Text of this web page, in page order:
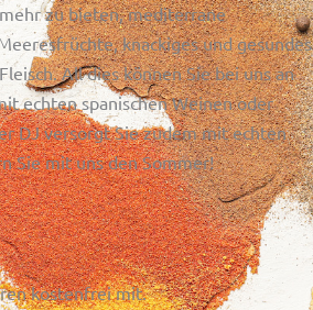
zu bieten, mediterrane
knackiges und gesundes
All dies können Sie bei uns an
echten spanischen Weinen oder
DJ versorgt Sie zudem mit echten
Sie mit uns den Sommer!
kostenfrei mit.